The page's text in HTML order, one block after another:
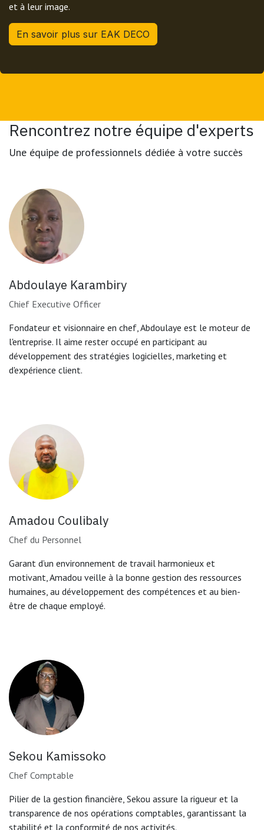
et à leur image.
En savoir plus sur EAK DECO
Rencontrez notre équipe d'experts
Une équipe de professionnels dédiée à votre succès
Abdoulaye Karambiry
Chief Executive Officer
Fondateur et visionnaire en chef, Abdoulaye est le moteur de
l'entreprise. Il aime rester occupé en participant au
développement des stratégies logicielles, marketing et
d'expérience client.
Amadou Coulibaly
Chef du Personnel
Garant d’un environnement de travail harmonieux et
motivant, Amadou veille à la bonne gestion des ressources
humaines, au développement des compétences et au bien-
être de chaque employé.
Sekou Kamissoko
Chef Comptable
Pilier de la gestion financière, Sekou assure la rigueur et la
transparence de nos opérations comptables, garantissant la
stabilité et la conformité de nos activités.